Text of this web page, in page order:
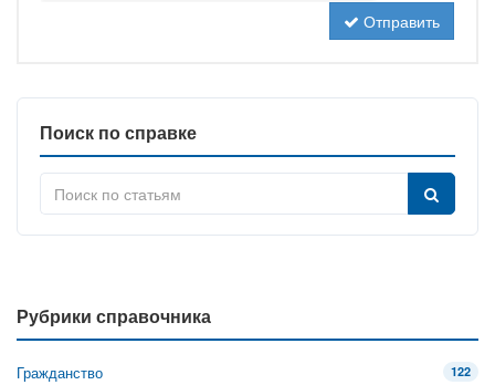
Отправить
Поиск по справке
Рубрики справочника
Гражданство 122